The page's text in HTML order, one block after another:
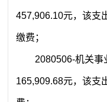
457,906.10元，该支
缴费；
2080506-机关事
165,909.68元，该支